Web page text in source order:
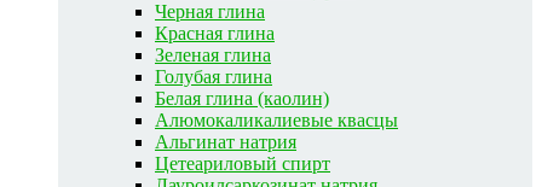
Черная глина
Красная глина
Зеленая глина
Голубая глина
Белая глина (каолин)
Алюмокаликалиевые квасцы
Альгинат натрия
Цетеариловый спирт